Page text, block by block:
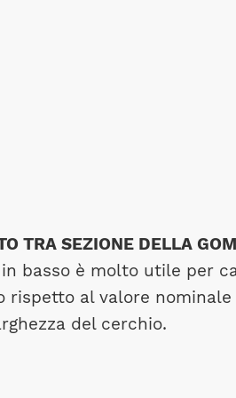
TRA SEZIONE DELLA
basso è molto utile per
rispetto al valore
del cerchio.